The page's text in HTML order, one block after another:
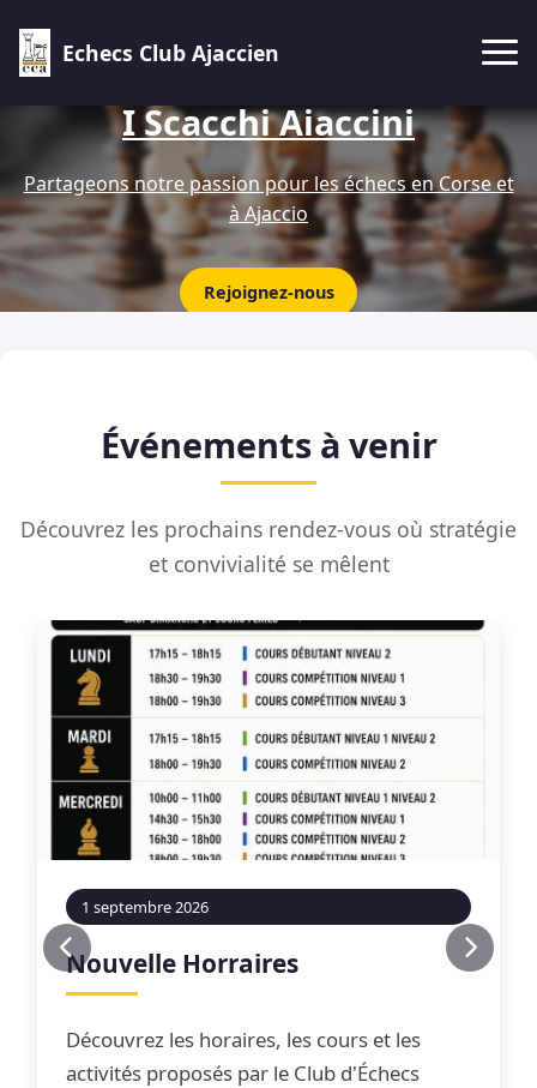
Echecs Club Ajaccien
I Scacchi Aiaccini
Partageons notre passion pour les échecs en Corse et
à Ajaccio
Rejoignez-nous
Événements à venir
Découvrez les prochains rendez-vous où stratégie
et convivialité se mêlent
1 septembre 2026
Nouvelle Horraires
Découvrez les horaires, les cours et les
activités proposés par le Club d'Échecs